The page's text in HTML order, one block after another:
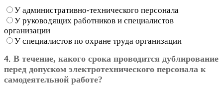
У административно-технического персонала
У руководящих работников и специалистов
организации
У специалистов по охране труда организации
4. В течение, какого срока проводится дублирование
перед допуском электротехнического персонала к
самодеятельной работе?